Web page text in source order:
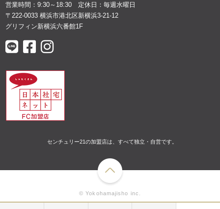
営業時間：9:30～18:30 定休日：毎週水曜日
〒222-0033 横浜市港北区新横浜3-21-12
グリフィン新横浜六番館1F
センチュリー21の加盟店は、すべて独立・自営です。
© Yokohamajisho inc.